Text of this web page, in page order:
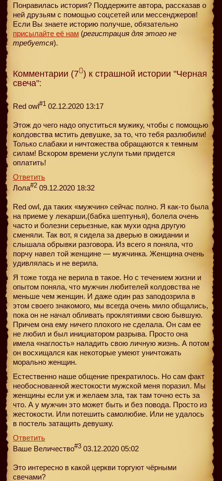
Понравилась история? Поддержите автора, рассказав о
ней друзьям с помощью соцсетей или мессенджеров!
Если Вы знаете историю получше, обязательно
присылайте её нам (регистрация для этого не
требуется).
Комментарии (7 ) к страшной истории "Черная
свеча":
Red owl#1 02.12.2020 13:17
Этож до чего надо опуститься мужику, чтобы с помощью
колдовства мстить девушке, за то, что тебя разлюбили!
Только слабаки и ничтожества обращаются к темным
силам! Вскором времени услуги тьми придется
оплатить!
Ответить
Лола#2 09.12.2020 18:32
Red owl, да таких «мужчин» сейчас полно. Я как-то была
на приеме у лекарши,(бабка шептунья), болела очень
часто и болезни серьезные, как мухи одна другую
сменяли. Так вот, я сидела за дверью в ожидании и
слышала обрывки разговора. Из всего я поняла, что
порчу навел той женщине — мужчинка. Женщина очень
удивлялась и не верила.
Я тоже тогда не верила в такое. Но с течением жизни и
опытом поняла, что мужчин любителей колдовства не
меньше чем женщин. И даже один раз заподозрила в
этом своего знакомого, мы всегда очень мило общались,
пока он не начал обливать проклятиями свою бывшую.
Причем она ему ничего плохого не сделала. Он сам ее
не любил и был инициатором разрыва. Просто она
имела «наглость» наладить свою личную жизнь. А потом
он восхищался как некоторые умеют уничтожать
морально женщин.
Естественно наше общение прекратилось. Но сам факт
необоснованной жестокости мужской меня поразил. Мы
женщины если уж и желаем зла, так там точно есть за
что. А у мужчин это может быть и без повода. Просто из
жестокости. Или потешить самолюбие. Или не удалось
в постель затащить девушку.
Ответить
Ваше Величество#3 03.12.2020 05:02
Это интересно в какой церкви торгуют чёрными
свечами?